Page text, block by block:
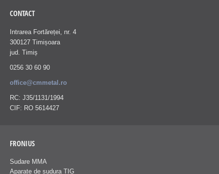
CONTACT
Intrarea Fortăreței, nr. 4
300127 Timișoara
jud. Timiș
0256 30 60 90
office@cmmetal.ro
RC: J35/1131/1994
CIF: RO 5614427
FRONIUS
Sudare MMA
Aparate de sudura TIG